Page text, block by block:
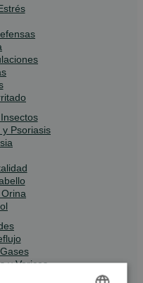
y Psoriasis
y Varices